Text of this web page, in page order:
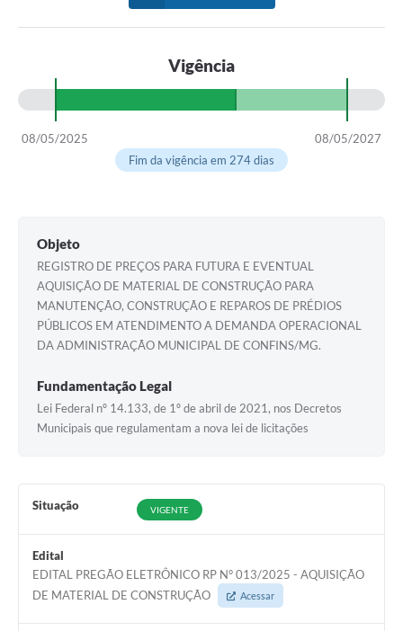
Vigência
08/05/2025
08/05/2027
Fim da vigência em 274 dias
Objeto
REGISTRO DE PREÇOS PARA FUTURA E EVENTUAL
AQUISIÇÃO DE MATERIAL DE CONSTRUÇÃO PARA
MANUTENÇÃO, CONSTRUÇÃO E REPAROS DE PRÉDIOS
PÚBLICOS EM ATENDIMENTO A DEMANDA OPERACIONAL
DA ADMINISTRAÇÃO MUNICIPAL DE CONFINS/MG.
Fundamentação Legal
Lei Federal nº 14.133, de 1º de abril de 2021, nos Decretos
Municipais que regulamentam a nova lei de licitações
Situação VIGENTE
Edital
EDITAL PREGÃO ELETRÔNICO RP N° 013/2025 - AQUISIÇÃO
DE MATERIAL DE CONSTRUÇÃO
Acessar